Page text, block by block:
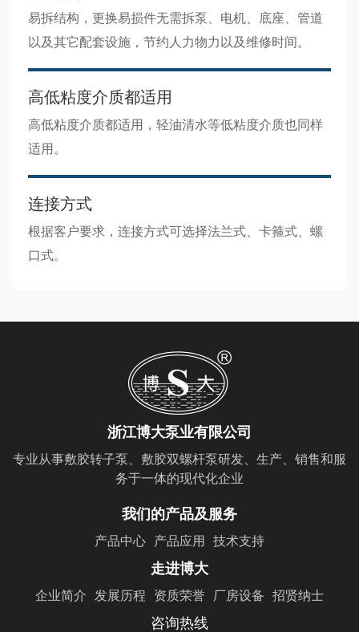
易拆结构，更换易损件无需拆泵、电机、底座、管道
以及其它配套设施，节约人力物力以及维修时间。
高低粘度介质都适用
高低粘度介质都适用，轻油清水等低粘度介质也同样
适用。
连接方式
根据客户要求，连接方式可选择法兰式、卡箍式、螺
口式。
浙江博大泵业有限公司
专业从事敷胶转子泵、敷胶双螺杆泵研发、生产、销售和服
务于一体的现代化企业
我们的产品及服务
产品中心 产品应用 技术支持
走进博大
企业简介 发展历程 资质荣誉 厂房设备 招贤纳士
咨询热线